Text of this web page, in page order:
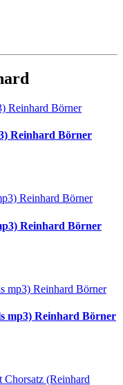
Reinhard Börner
Reinhard Börner
mp3) Reinhard Börner